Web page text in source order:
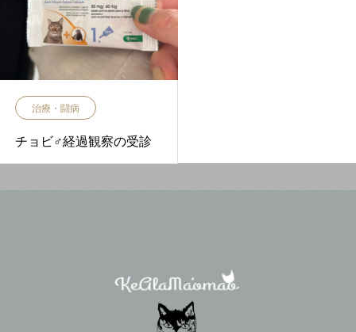
治療・闘病
チョビ♂経過観察の受診